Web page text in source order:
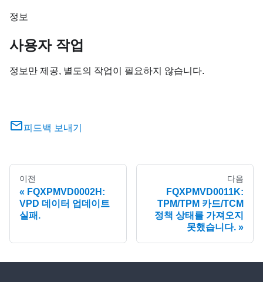
정보
사용자 작업
정보만 제공, 별도의 작업이 필요하지 않습니다.
피드백 보내기
이전
FQXPMVD0002H:
VPD 데이터 업데이트
실패.
다음
FQXPMVD0011K:
TPM/TPM 카드/TCM
정책 상태를 가져오지
못했습니다.